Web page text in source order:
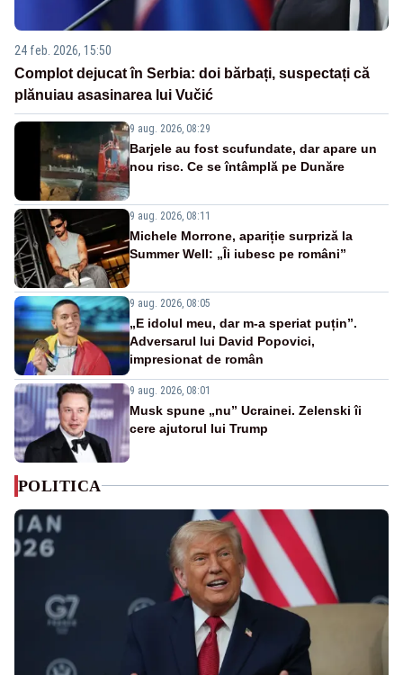
24 feb. 2026, 15:50
Complot dejucat în Serbia: doi bărbați, suspectați că
plănuiau asasinarea lui Vučić
9 aug. 2026, 08:29
Barjele au fost scufundate, dar apare un
nou risc. Ce se întâmplă pe Dunăre
9 aug. 2026, 08:11
Michele Morrone, apariție surpriză la
Summer Well: „Îi iubesc pe români”
9 aug. 2026, 08:05
„E idolul meu, dar m-a speriat puțin”.
Adversarul lui David Popovici,
impresionat de român
9 aug. 2026, 08:01
Musk spune „nu” Ucrainei. Zelenski îi
cere ajutorul lui Trump
POLITICA